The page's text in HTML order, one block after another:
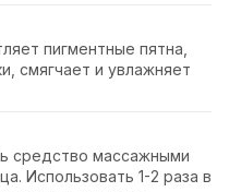
пигментные пятна,
смягчает и увлажняет
средство массажными
Использовать 1-2 раза в